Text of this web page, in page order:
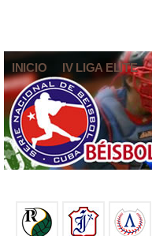
INICIO IV LIGA ELITE